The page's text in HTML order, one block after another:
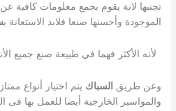
تجنبها لانة يقوم بجمع معلومات كافية
الموجودة وأحسنها صنعا فلابد الاستعانة ب
لأنه الأكثر فهما في طبيعة صنع جميع
وعن طريق السباك يتم اختيار أنواع
والمواسير الخارجية أيضا للعمل بها فى